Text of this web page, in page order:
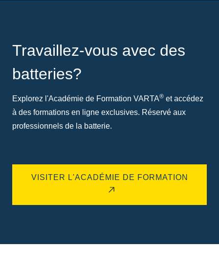
Travaillez-vous avec des
batteries?
Explorez l'Académie de Formation VARTA® et accédez
à des formations en ligne exclusives. Réservé aux
professionnels de la batterie.
VISITER L'ACADÉMIE DE FORMATION